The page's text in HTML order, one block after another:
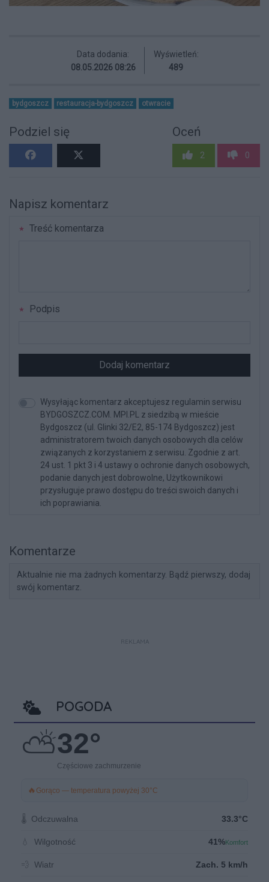
Data dodania:
08.05.2026 08:26
Wyświetleń:
489
bydgoszcz restauracja-bydgoszcz otwracie
Podziel się Oceń
2 0
Napisz komentarz
Treść komentarza
Podpis
Dodaj komentarz
Wysyłając komentarz akceptujesz regulamin serwisu
BYDGOSZCZ.COM. MPI.PL z siedzibą w mieście
Bydgoszcz (ul. Glinki 32/E2, 85-174 Bydgoszcz) jest
administratorem twoich danych osobowych dla celów
związanych z korzystaniem z serwisu. Zgodnie z art.
24 ust. 1 pkt 3 i 4 ustawy o ochronie danych osobowych,
podanie danych jest dobrowolne, Użytkownikowi
przysługuje prawo dostępu do treści swoich danych i
ich poprawiania.
Komentarze
Aktualnie nie ma żadnych komentarzy. Bądź pierwszy, dodaj
swój komentarz.
REKLAMA
POGODA